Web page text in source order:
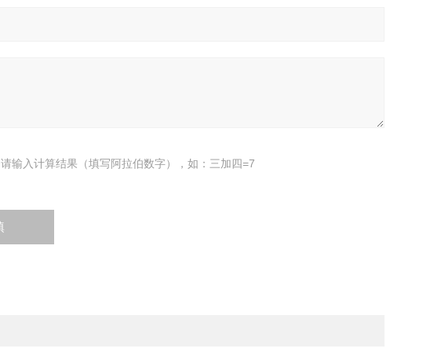
请输入计算结果（填写阿拉伯数字），如：三加四=7